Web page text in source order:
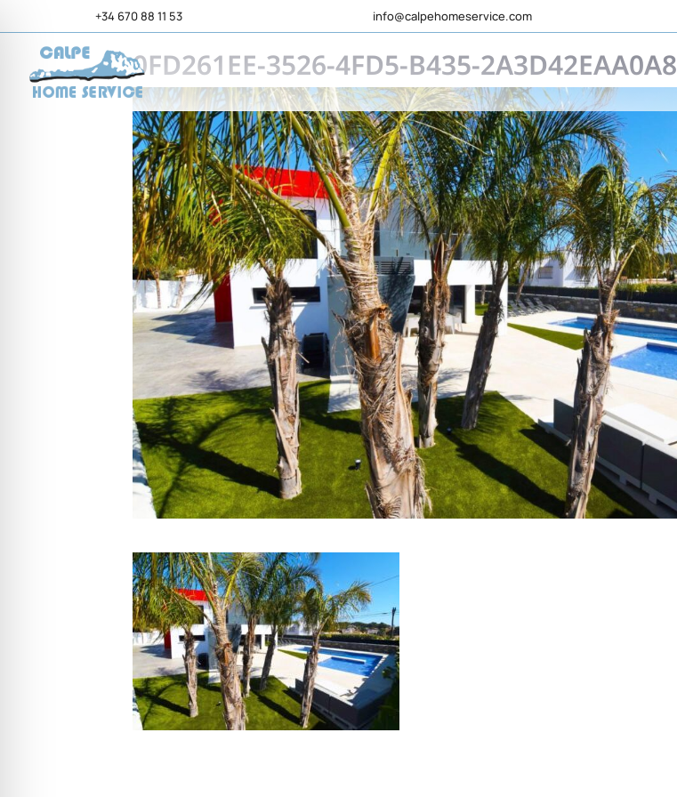
+34 670 88 11 53 info@calpehomeservice.com
0FD261EE-3526-4FD5-B435-2A3D42EAA0A8